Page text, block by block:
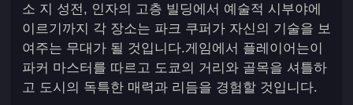
소 지 성전, 인자의 고층 빌딩에서 예술적 시부야에
이르기까지 각 장소는 파크 쿠퍼가 자신의 기술을 보
여주는 무대가 될 것입니다.게임에서 플레이어는이
파커 마스터를 따르고 도쿄의 거리와 골목을 셔틀하
고 도시의 독특한 매력과 리듬을 경험할 것입니다.